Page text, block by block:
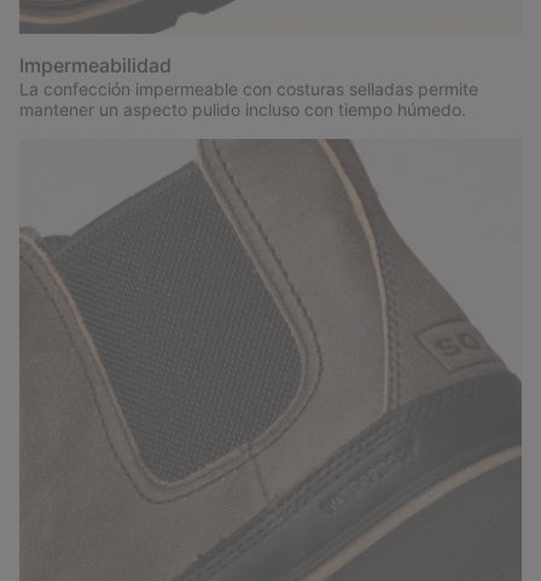
Impermeabilidad
La confección impermeable con costuras selladas permite
mantener un aspecto pulido incluso con tiempo húmedo.